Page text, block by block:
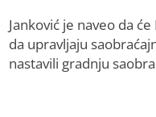
Јanković je naveo da
da upravljaju
nastavili gradnju